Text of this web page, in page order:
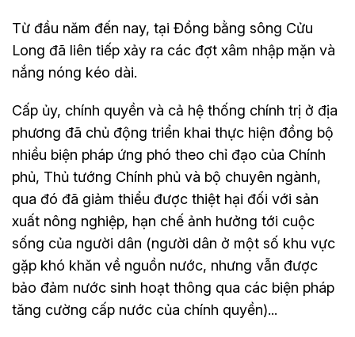
Từ đầu năm đến nay, tại Đồng bằng sông Cửu
Long đã liên tiếp xảy ra các đợt xâm nhập mặn và
nắng nóng kéo dài.
Cấp ủy, chính quyền và cả hệ thống chính trị ở địa
phương đã chủ động triển khai thực hiện đồng bộ
nhiều biện pháp ứng phó theo chỉ đạo của Chính
phủ, Thủ tướng Chính phủ và bộ chuyên ngành,
qua đó đã giảm thiểu được thiệt hại đối với sản
xuất nông nghiệp, hạn chế ảnh hưởng tới cuộc
sống của người dân (người dân ở một số khu vực
gặp khó khăn về nguồn nước, nhưng vẫn được
bảo đảm nước sinh hoạt thông qua các biện pháp
tăng cường cấp nước của chính quyền)...